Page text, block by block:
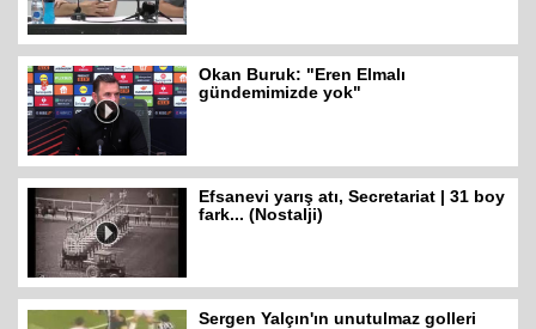
Okan Buruk: "Eren Elmalı
gündemimizde yok"
Efsanevi yarış atı, Secretariat | 31 boy
fark... (Nostalji)
Sergen Yalçın'ın unutulmaz golleri